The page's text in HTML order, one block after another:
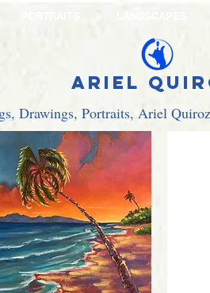
Drawings, Portraits, Ariel
Ariel